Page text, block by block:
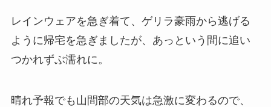
レインウェアを急ぎ着て、ゲリラ豪雨から逃げる
ように帰宅を急ぎましたが、あっという間に追い
つかれずぶ濡れに。
晴れ予報でも山間部の天気は急激に変わるので、